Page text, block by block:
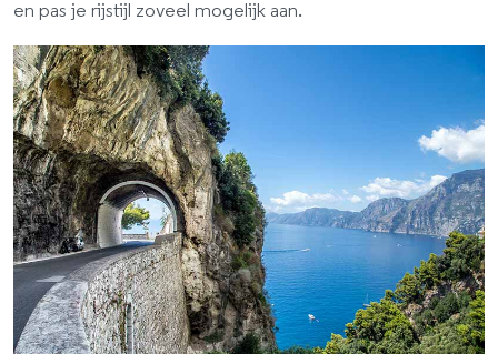
en pas je rijstijl zoveel mogelijk aan.